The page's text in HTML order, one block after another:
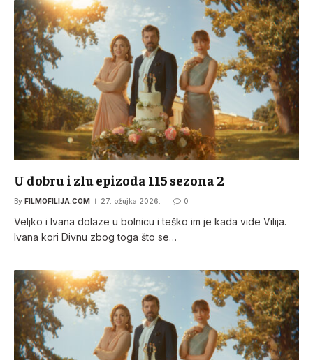
U dobru i zlu epizoda 115 sezona 2
By FILMOFILIJA.COM 27. ožujka 2026. 0
Veljko i Ivana dolaze u bolnicu i teško im je kada vide Vilija.
Ivana kori Divnu zbog toga što se…